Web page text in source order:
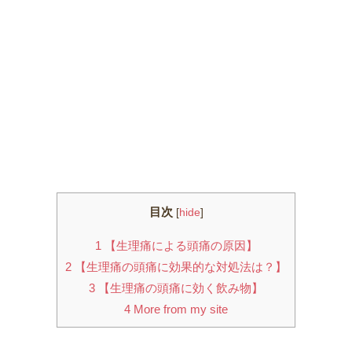
目次 [hide]
1 【生理痛による頭痛の原因】
2 【生理痛の頭痛に効果的な対処法は？】
3 【生理痛の頭痛に効く飲み物】
4 More from my site